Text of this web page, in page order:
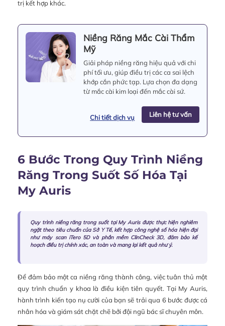
trị kết hợp khác.
Niềng Răng Mắc Cài Thẩm
Mỹ
Giải pháp niềng răng hiệu quả với chi
phí tối ưu, giúp điều trị các ca sai lệch
khớp cắn phức tạp. Lựa chọn đa dạng
từ mắc cài kim loại đến mắc cài sứ.
Chi tiết dịch vụ Liên hệ tư vấn
6 Bước Trong Quy Trình Niềng
Răng Trong Suốt Số Hóa Tại
My Auris
Quy trình niềng răng trong suốt tại My Auris được thực hiện nghiêm
ngặt theo tiêu chuẩn của Sở Y Tế, kết hợp công nghệ số hóa hiện đại
như máy scan iTero 5D và phần mềm ClinCheck 3D, đảm bảo kế
hoạch điều trị chính xác, an toàn và mang lại kết quả như ý.
Để đảm bảo một ca niềng răng thành công, việc tuân thủ một
quy trình chuẩn y khoa là điều kiện tiên quyết. Tại My Auris,
hành trình kiến tạo nụ cười của bạn sẽ trải qua 6 bước được cá
nhân hóa và giám sát chặt chẽ bởi đội ngũ bác sĩ chuyên môn.